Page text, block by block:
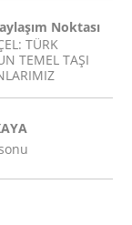
Noktası
TÜRK
TEMEL TAŞI